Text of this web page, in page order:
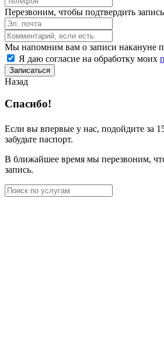
Перезвоним, чтобы подтвердить запись
Мы напомним вам о записи накануне
Я даю согласие на обработку моих
Записаться
Назад
Спасибо!
Если вы впервые у нас, подойдите за
забудьте паспорт.
В ближайшее время мы перезвоним,
запись.